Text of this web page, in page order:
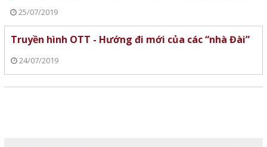
25/07/2019
Truyền hình OTT - Hướng đi mới của các “nhà Đài”
24/07/2019